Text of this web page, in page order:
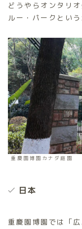
どうやらオンタリ
ルー・パークとい
重慶園博園カナダ庭園
日本
重慶園博園では「